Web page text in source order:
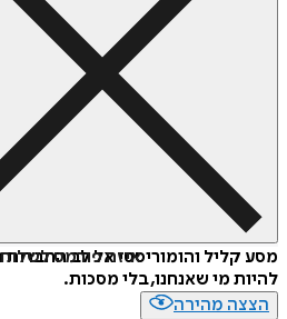
איזה פורמט
מסע קליל והומוריסטי אל לב
להיות מי שאנחנו, בלי מסכות.
הצצה מהירה